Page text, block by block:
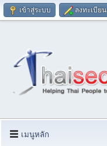
เข้าสู่ระบบ ลงทะเบียน
เมนูหลัก